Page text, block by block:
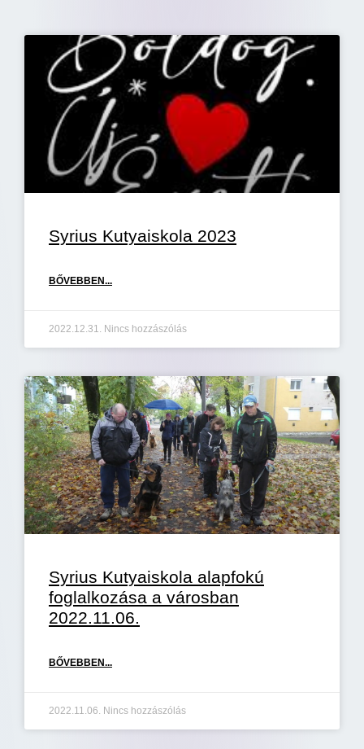
Syrius Kutyaiskola 2023
BŐVEBBEN...
2022.12.31. Nincs hozzászólás
Syrius Kutyaiskola alapfokú
foglalkozása a városban
2022.11.06.
BŐVEBBEN...
2022.11.06. Nincs hozzászólás